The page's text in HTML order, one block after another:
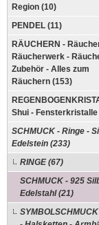
Region (10)
PENDEL (11)
RÄUCHERN -
Räucherwerk -
Zubehör - Alles zum
Räuchern (153)
Shui - Fensterkristalle
SCHMUCK - Ringe -
Edelstein (233)
RINGE (67)
SCHMUCK - 925
Edelstahl (21)